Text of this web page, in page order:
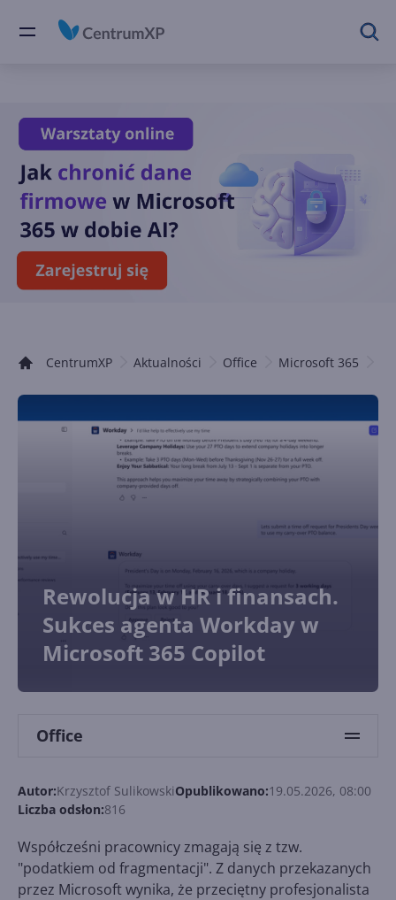
CentrumXP Aktualności Office Microsoft 365
Rewolucja w HR i finansach.
Sukces agenta Workday w
Microsoft 365 Copilot
Office
Autor:Krzysztof SulikowskiOpublikowano:19.05.2026, 08:00
Liczba odsłon:816
Współcześni pracownicy zmagają się z tzw.
"podatkiem od fragmentacji". Z danych przekazanych
przez Microsoft wynika, że przeciętny profesjonalista